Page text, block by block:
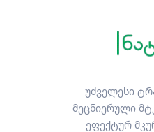
უძველესი
მეცნიერული
ეფექტურ